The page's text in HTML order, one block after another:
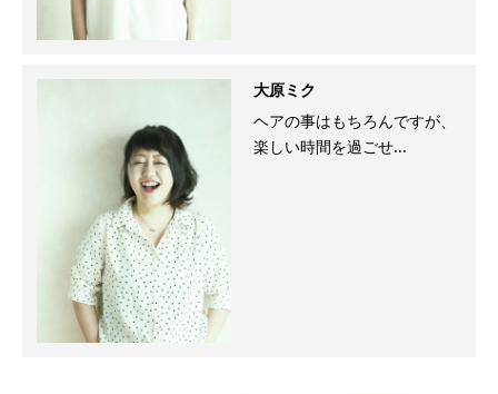
大原ミク
ヘアの事はもちろんですが、
楽しい時間を過ごせ...